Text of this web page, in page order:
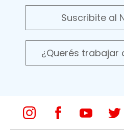
Suscribite al
¿Querés trabajar